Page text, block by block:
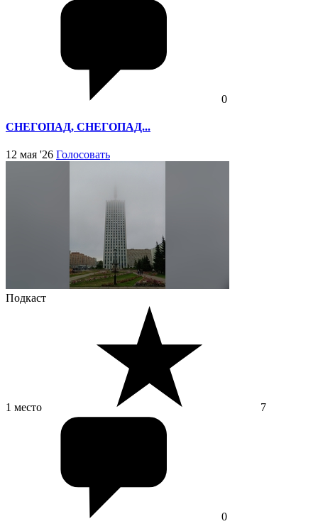
0
СНЕГОПАД, СНЕГОПАД...
12 мая '26 Голосовать
Подкаст
1 место 7
0